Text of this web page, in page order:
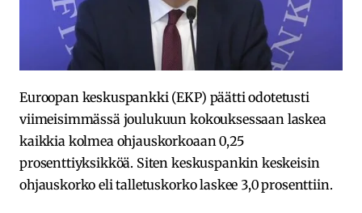
Euroopan keskuspankki (EKP) päätti odotetusti
viimeisimmässä joulukuun kokouksessaan laskea
kaikkia kolmea ohjauskorkoaan 0,25
prosenttiyksikköä. Siten keskuspankin keskeisin
ohjauskorko eli talletuskorko laskee 3,0 prosenttiin.